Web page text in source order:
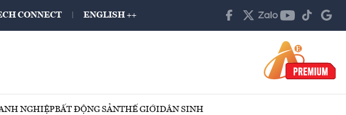
CONNECT ENGLISH ++
NGHIỆPBẤT ĐỘNG SẢNTHẾ GIỚIDÂN SINH